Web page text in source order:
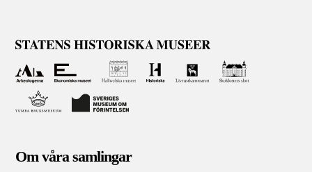
Om våra samlingar